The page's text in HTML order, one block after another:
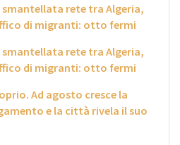
rete tra Algeria,
di migranti: otto fermi
rete tra Algeria,
di migranti: otto fermi
Ad agosto cresce la
e la città rivela il suo